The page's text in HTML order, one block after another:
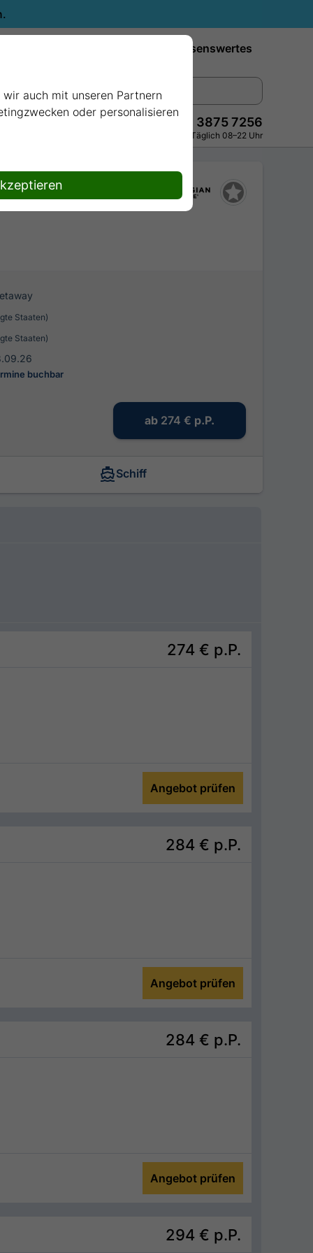
Wissenswertes
+49 228 3875 7256
Persönlich · Kostenlos · Täglich 08–22 Uhr
Staaten)
Staaten)
buchbar
ab 274 € p.P.
Schiff
274 € p.P.
Angebot prüfen
284 € p.P.
Angebot prüfen
284 € p.P.
Angebot prüfen
294 € p.P.
auch mit unseren Partnern
oder personalisieren